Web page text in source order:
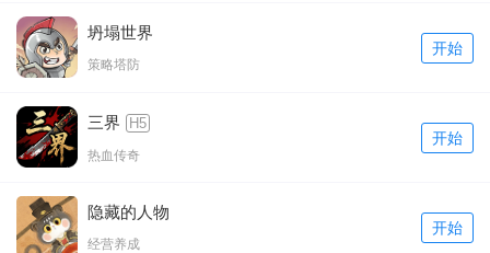
坍塌世界
策略塔防
开始
三界 H5
热血传奇
开始
隐藏的人物
经营养成
开始